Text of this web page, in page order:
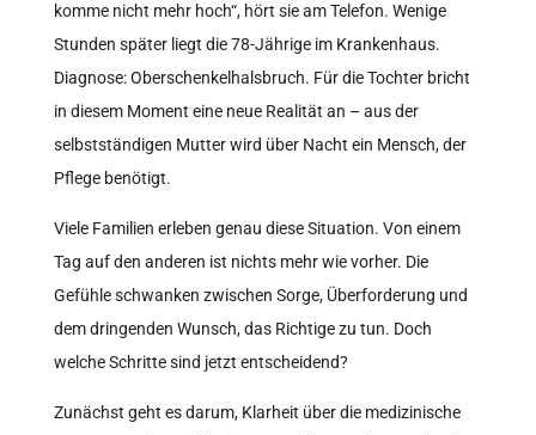
komme nicht mehr hoch“, hört sie am Telefon. Wenige
Stunden später liegt die 78-Jährige im Krankenhaus.
Diagnose: Oberschenkelhalsbruch. Für die Tochter bricht
in diesem Moment eine neue Realität an – aus der
selbstständigen Mutter wird über Nacht ein Mensch, der
Pflege benötigt.
Viele Familien erleben genau diese Situation. Von einem
Tag auf den anderen ist nichts mehr wie vorher. Die
Gefühle schwanken zwischen Sorge, Überforderung und
dem dringenden Wunsch, das Richtige zu tun. Doch
welche Schritte sind jetzt entscheidend?
Zunächst geht es darum, Klarheit über die medizinische